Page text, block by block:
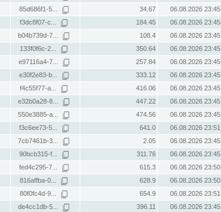
85d686f1-5... 34.67
06.08.2026 23:45
f3dc8f07-c... 184.45
06.08.2026 23:45
b04b739d-7... 108.4
06.08.2026 23:45
133f0f6c-2... 350.64
06.08.2026 23:45
e97116a4-7... 257.84
06.08.2026 23:45
e30f2e83-b... 333.12
06.08.2026 23:45
f4c55f77-a... 416.06
06.08.2026 23:45
e32b0a28-8... 447.22
06.08.2026 23:45
550e3885-a... 474.56
06.08.2026 23:45
f3c6ee73-5... 641.0
06.08.2026 23:51
7cb7461b-3... 2.05
06.08.2026 23:45
90bcb315-f... 311.76
06.08.2026 23:45
fed4c295-7... 615.3
06.08.2026 23:50
816affba-0... 628.9
06.08.2026 23:50
80f0fc4d-9... 654.9
06.08.2026 23:51
de4cc1db-5... 396.11 06.08.2026 23:45